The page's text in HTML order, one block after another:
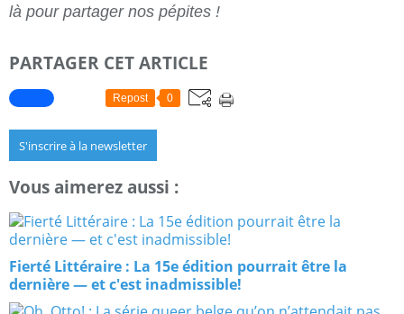
là pour partager nos pépites !
PARTAGER CET ARTICLE
Repost 0
S'inscrire à la newsletter
Vous aimerez aussi :
Fierté Littéraire : La 15e édition pourrait être la
dernière — et c'est inadmissible!